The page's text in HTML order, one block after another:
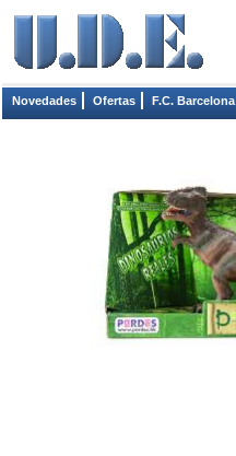
Novedades Ofertas F.C. Barcelona